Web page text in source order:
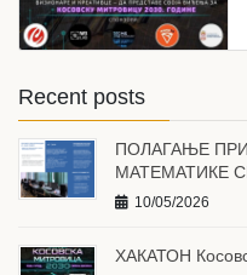
Recent posts
ПОЛАГАЊЕ
МАТЕМАТИКЕ
10/05/2026
ХАКАТОН